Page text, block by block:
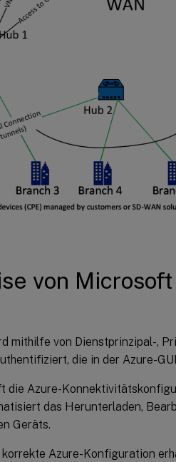
von
mithilfe von Dienstprinzipal-,
die in der Azure-
die Azure-
das Herunterladen,
Geräts.
korrekte Azure-Konfiguration